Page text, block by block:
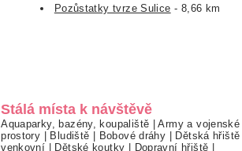
Pozůstatky tvrze Sulice - 8,66 km
Stálá místa k návštěvě
Aquaparky, bazény, koupaliště |Army a vojenské
prostory | Bludiště | Bobové dráhy | Dětská hřiště
venkovní | Dětské koutky | Dopravní hřiště |